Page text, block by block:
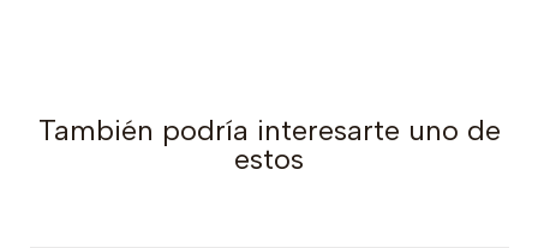
También podría interesarte uno de
estos